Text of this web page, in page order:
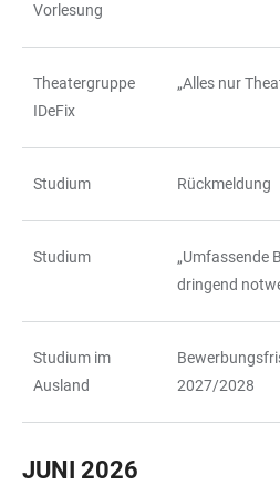
Vorlesung
Theatergruppe
IDeFix
„Alles nur
Studium Rückmeldung
Studium
„Umfassende
dringend
Studium im
Ausland
2027/2028
JUNI 2026